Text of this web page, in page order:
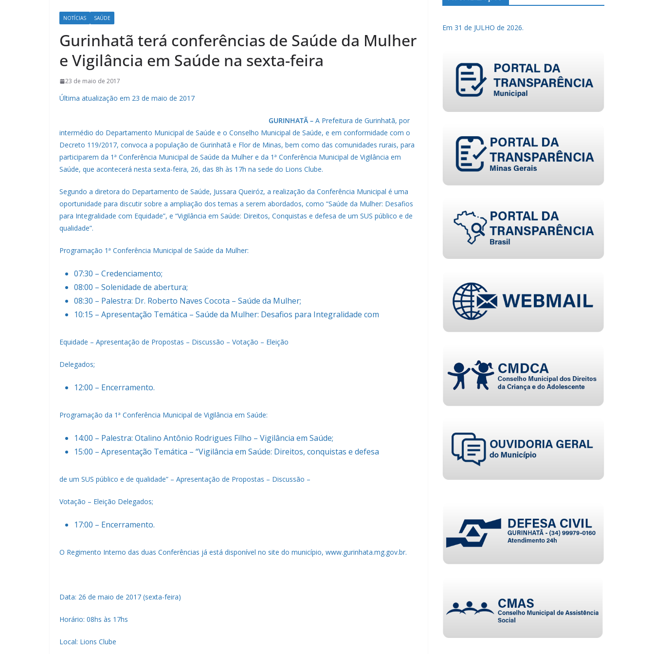
NOTÍCIAS SAÚDE
Gurinhatã terá conferências de Saúde da Mulher
e Vigilância em Saúde na sexta-feira
23 de maio de 2017
Última atualização em 23 de maio de 2017
GURINHATÃ – A Prefeitura de Gurinhatã, por
intermédio do Departamento Municipal de Saúde e o Conselho Municipal de Saúde, e em conformidade com o
Decreto 119/2017, convoca a população de Gurinhatã e Flor de Minas, bem como das comunidades rurais, para
participarem da 1ª Conferência Municipal de Saúde da Mulher e da 1ª Conferência Municipal de Vigilância em
Saúde, que acontecerá nesta sexta-feira, 26, das 8h às 17h na sede do Lions Clube.
Segundo a diretora do Departamento de Saúde, Jussara Queiróz, a realização da Conferência Municipal é uma
oportunidade para discutir sobre a ampliação dos temas a serem abordados, como “Saúde da Mulher: Desafios
para Integralidade com Equidade”, e “Vigilância em Saúde: Direitos, Conquistas e defesa de um SUS público e de
qualidade”.
Programação 1ª Conferência Municipal de Saúde da Mulher:
07:30 – Credenciamento;
08:00 – Solenidade de abertura;
08:30 – Palestra: Dr. Roberto Naves Cocota – Saúde da Mulher;
10:15 – Apresentação Temática – Saúde da Mulher: Desafios para Integralidade com
Equidade – Apresentação de Propostas – Discussão – Votação – Eleição
Delegados;
12:00 – Encerramento.
Programação da 1ª Conferência Municipal de Vigilância em Saúde:
14:00 – Palestra: Otalino Antônio Rodrigues Filho – Vigilância em Saúde;
15:00 – Apresentação Temática – “Vigilância em Saúde: Direitos, conquistas e defesa
de um SUS público e de qualidade” – Apresentação de Propostas – Discussão –
Votação – Eleição Delegados;
17:00 – Encerramento.
O Regimento Interno das duas Conferências já está disponível no site do município, www.gurinhata.mg.gov.br.
Data: 26 de maio de 2017 (sexta-feira)
Horário: 08hs às 17hs
Local: Lions Clube
Em 31 de JULHO de 2026.